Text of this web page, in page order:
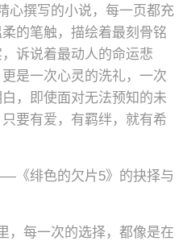
心撰写的小说，每一页都充
的笔触，描绘着最刻骨铭
诉说着最动人的命运悲
是一次心灵的洗礼，一次
，即使面对无法预知的未
要有爱，有羁绊，就有希
《绯色的欠片5》的抉择与
，每一次的选择，都像是在